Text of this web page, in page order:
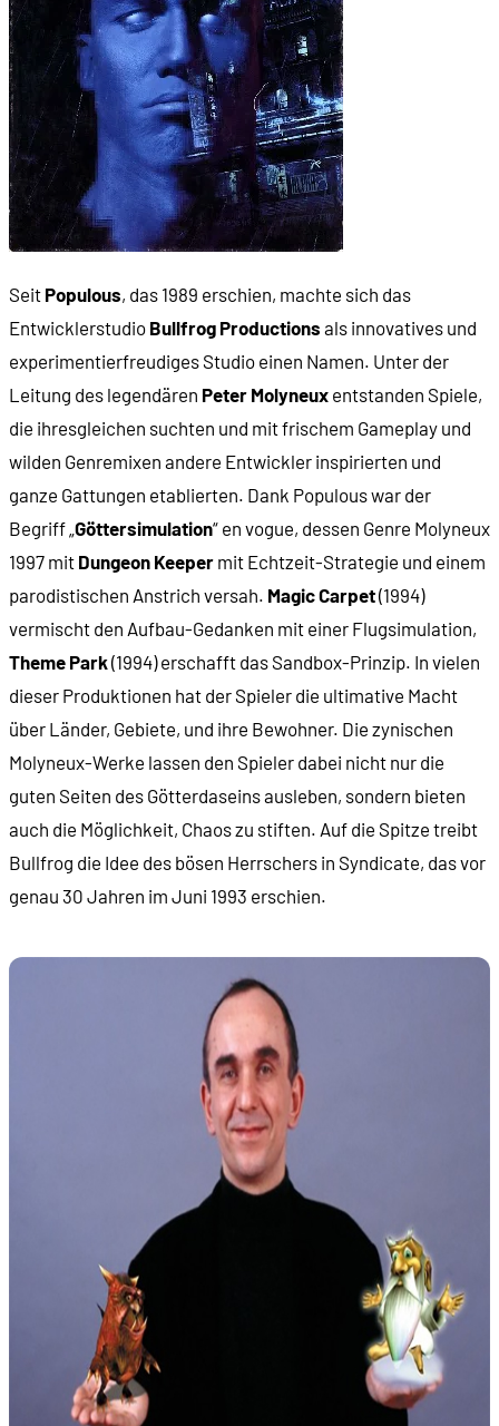
Seit Populous, das 1989 erschien, machte sich das
Entwicklerstudio Bullfrog Productions als innovatives und
experimentierfreudiges Studio einen Namen. Unter der
Leitung des legendären Peter Molyneux entstanden Spiele,
die ihresgleichen suchten und mit frischem Gameplay und
wilden Genremixen andere Entwickler inspirierten und
ganze Gattungen etablierten. Dank Populous war der
Begriff „ Göttersimulation“ en vogue, dessen Genre Molyneux
1997 mit Dungeon Keeper mit Echtzeit-Strategie und einem
parodistischen Anstrich versah. Magic Carpet(1994)
vermischt den Aufbau-Gedanken mit einer Flugsimulation,
Theme Park(1994) erschafft das Sandbox-Prinzip. In vielen
dieser Produktionen hat der Spieler die ultimative Macht
über Länder, Gebiete, und ihre Bewohner. Die zynischen
Molyneux-Werke lassen den Spieler dabei nicht nur die
guten Seiten des Götterdaseins ausleben, sondern bieten
auch die Möglichkeit, Chaos zu stiften. Auf die Spitze treibt
Bullfrog die Idee des bösen Herrschers in Syndicate, das vor
genau 30 Jahren im Juni 1993 erschien.